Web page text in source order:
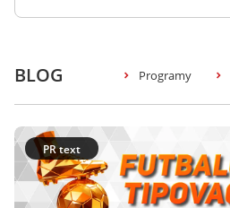
BLOG Programy
PR text